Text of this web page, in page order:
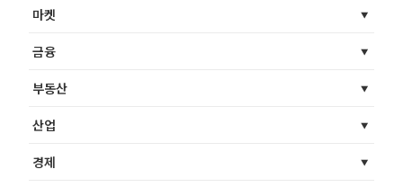
마켓
금융
부동산
산업
경제